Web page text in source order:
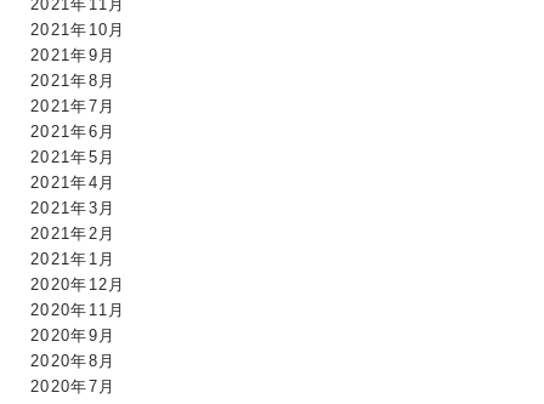
2021年11月
2021年10月
2021年9月
2021年8月
2021年7月
2021年6月
2021年5月
2021年4月
2021年3月
2021年2月
2021年1月
2020年12月
2020年11月
2020年9月
2020年8月
2020年7月